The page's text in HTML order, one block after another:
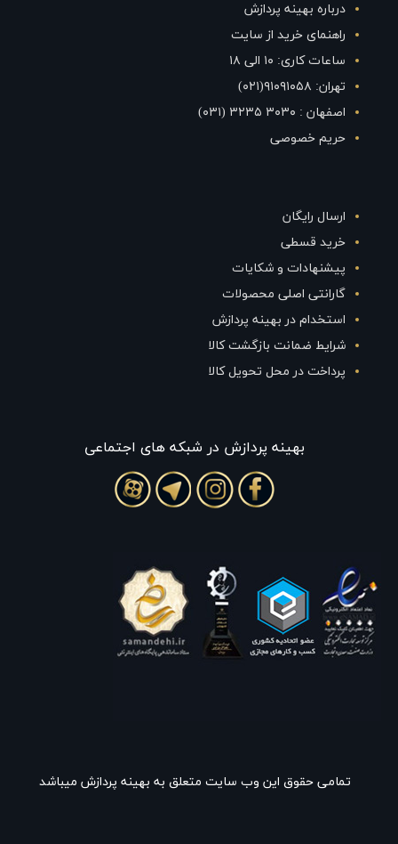
درباره بهینه پردازش
راهنمای خرید از سایت
ساعات کاری: ۱۰ الی ۱۸
تهران: ۹۱۰۹۱۰۵۸(۰۲۱)
اصفهان : ۳۰۳۰ ۳۲۳۵ (۰۳۱)
حریم خصوصی
ارسال رایگان
خرید قسطی
پیشنهادات و شکایات
گارانتی اصلی محصولات
استخدام در بهینه پردازش
شرایط ضمانت بازگشت کالا
پرداخت در محل تحویل کالا
بهينه پردازش در شبکه های اجتماعی
تمامی حقوق این وب سایت متعلق به بهینه پردازش میباشد